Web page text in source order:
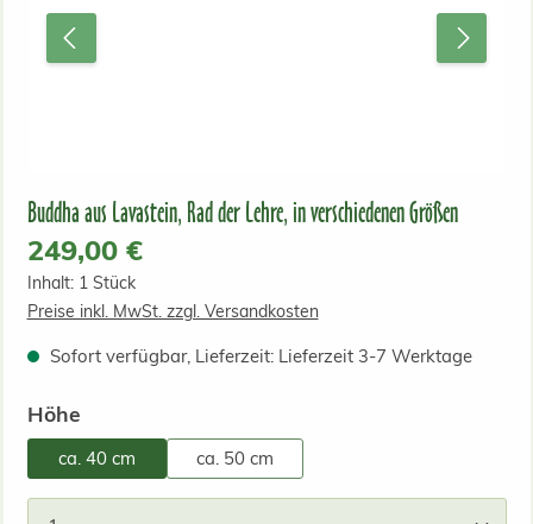
Buddha aus Lavastein, Rad der Lehre, in verschiedenen Größen
Regulärer Preis:
249,00 €
Inhalt: 1 Stück
Preise inkl. MwSt. zzgl. Versandkosten
Sofort verfügbar, Lieferzeit: Lieferzeit 3-7 Werktage
Höheauswählen
ca. 40 cm ca. 50 cm